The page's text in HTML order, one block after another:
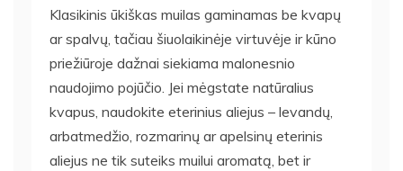
Klasikinis ūkiškas muilas gaminamas be kvapų
ar spalvų, tačiau šiuolaikinėje virtuvėje ir kūno
priežiūroje dažnai siekiama malonesnio
naudojimo pojūčio. Jei mėgstate natūralius
kvapus, naudokite eterinius aliejus – levandų,
arbatmedžio, rozmarinų ar apelsinų eterinis
aliejus ne tik suteiks muilui aromatą, bet ir